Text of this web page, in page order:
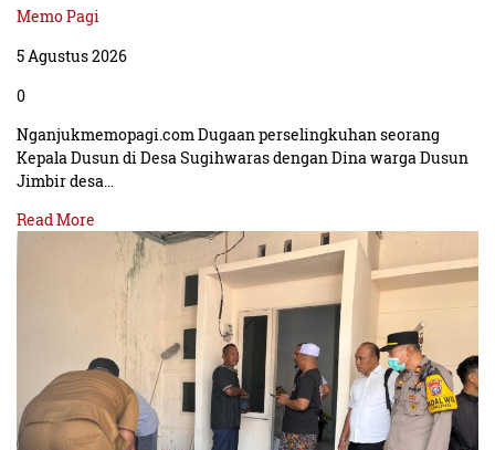
Memo Pagi
5 Agustus 2026
0
Nganjukmemopagi.com Dugaan perselingkuhan seorang
Kepala Dusun di Desa Sugihwaras dengan Dina warga Dusun
Jimbir desa…
Read More